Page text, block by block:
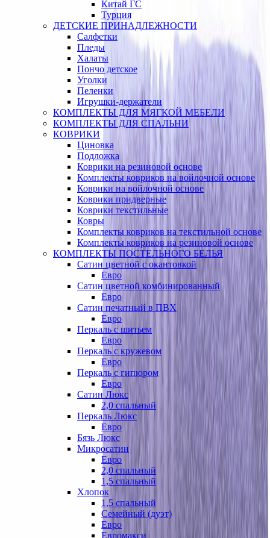
Китай ГС
Турция
ДЕТСКИЕ ПРИНАДЛЕЖНОСТИ
Салфетки
Пледы
Халаты
Пончо детское
Уголки
Пеленки
Игрушки-держатели
КОМПЛЕКТЫ ДЛЯ МЯГКОЙ МЕБЕЛИ
КОМПЛЕКТЫ ДЛЯ СПАЛЬНИ
КОВРИКИ
Циновка
Подложка
Коврики на резиновой основе
Комплекты ковриков на войлочной основе
Коврики на войлочной основе
Коврики придверные
Коврики текстильные
Ковры
Комплекты ковриков на текстильной основе
Комплекты ковриков на резиновой основе
КОМПЛЕКТЫ ПОСТЕЛЬНОГО БЕЛЬЯ
Сатин цветной с окантовкой
Евро
Сатин цветной комбинированный
Евро
Сатин печатный в ПВХ
Евро
Перкаль с шитьем
Евро
Перкаль с кружевом
Евро
Перкаль с гипюром
Евро
Сатин Люкс
2,0 спальный
Перкаль Люкс
Евро
Бязь Люкс
Микросатин
Евро
2,0 спальный
1,5 спальный
Хлопок
1,5 спальный
Семейный (дуэт)
Евро
Евромакси